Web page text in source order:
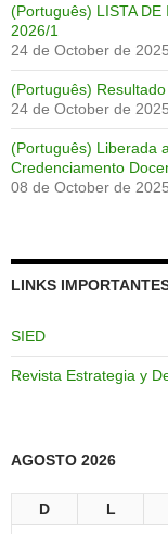
(Português) LISTA DE
2026/1
24 de October de 2025
(Português)
24 de October de 2025
(Português) Liberada
Credenciamento
08 de October de 2025
LINKS
SIED
Revista Estrategia y
AGOSTO 2026
D L